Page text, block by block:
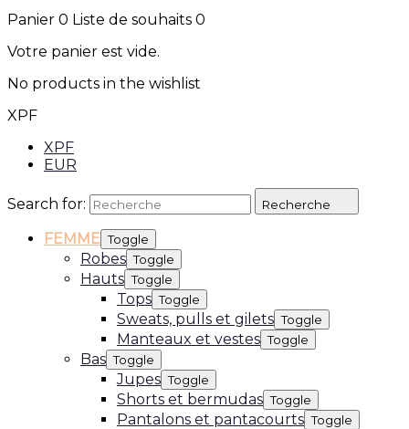
Panier 0 Liste de souhaits 0
Votre panier est vide.
No products in the wishlist
XPF
XPF
EUR
Search for: Recherche
FEMME Toggle
Robes Toggle
Hauts Toggle
Tops Toggle
Sweats, pulls et gilets Toggle
Manteaux et vestes Toggle
Bas Toggle
Jupes Toggle
Shorts et bermudas Toggle
Pantalons et pantacourts Toggle